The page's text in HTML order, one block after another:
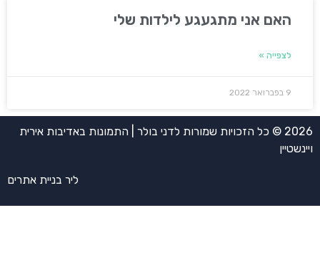
האם אני מתגעגע לילדות שלי
לצפייה »
9 בפברואר 2022
2026 © כל הזכויות שמורות לדני בולר | התמונות באדיבות אירית
ויינשטיין
ליר בניית אתרים